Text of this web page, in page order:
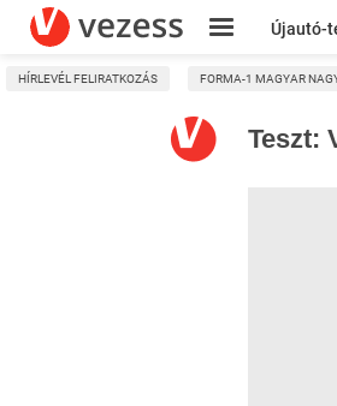
Újautó-
Kresz
HÍRLEVÉL FELIRATKOZÁS FORMA-1 MAGYAR
Teszt: